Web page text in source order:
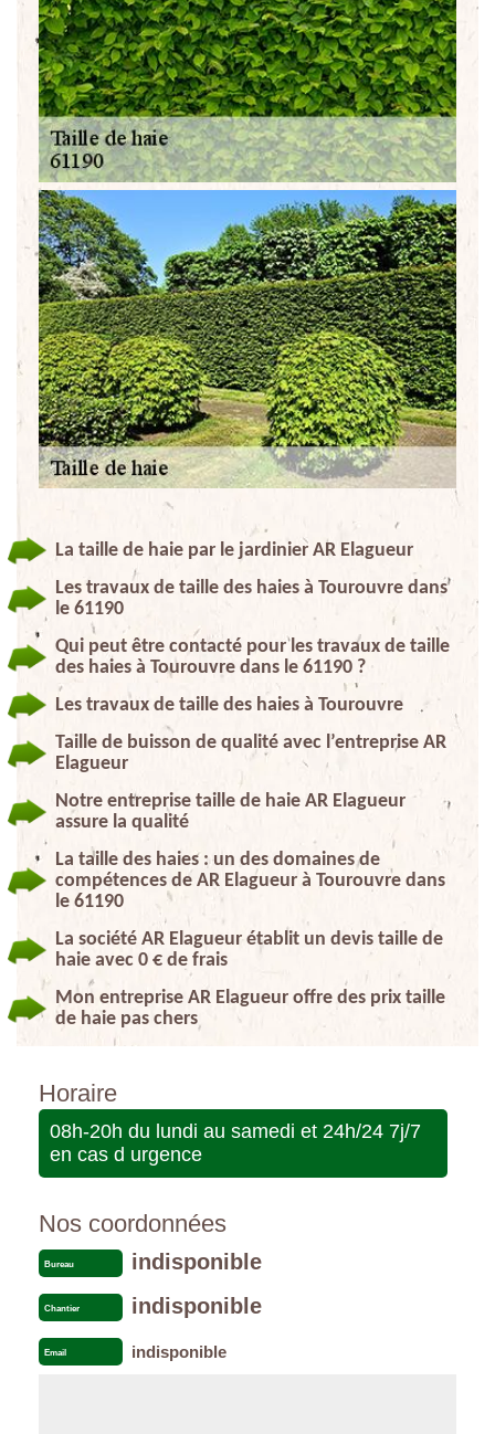
La taille de haie par le jardinier AR Elagueur
Les travaux de taille des haies à Tourouvre dans
le 61190
Qui peut être contacté pour les travaux de taille
des haies à Tourouvre dans le 61190 ?
Les travaux de taille des haies à Tourouvre
Taille de buisson de qualité avec l’entreprise AR
Elagueur
Notre entreprise taille de haie AR Elagueur
assure la qualité
La taille des haies : un des domaines de
compétences de AR Elagueur à Tourouvre dans
le 61190
La société AR Elagueur établit un devis taille de
haie avec 0 € de frais
Mon entreprise AR Elagueur offre des prix taille
de haie pas chers
Horaire
08h-20h du lundi au samedi et 24h/24 7j/7
en cas d urgence
Nos coordonnées
Bureau indisponible
Chantier indisponible
Email indisponible